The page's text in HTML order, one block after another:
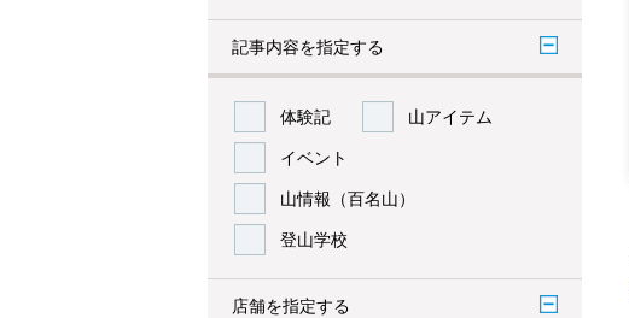
記事内容を指定する
体験記 山アイテム
イベント
山情報（百名山）
登山学校
店舗を指定する